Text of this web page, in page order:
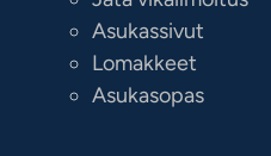
Asukassivut
Lomakkeet
Asukasopas